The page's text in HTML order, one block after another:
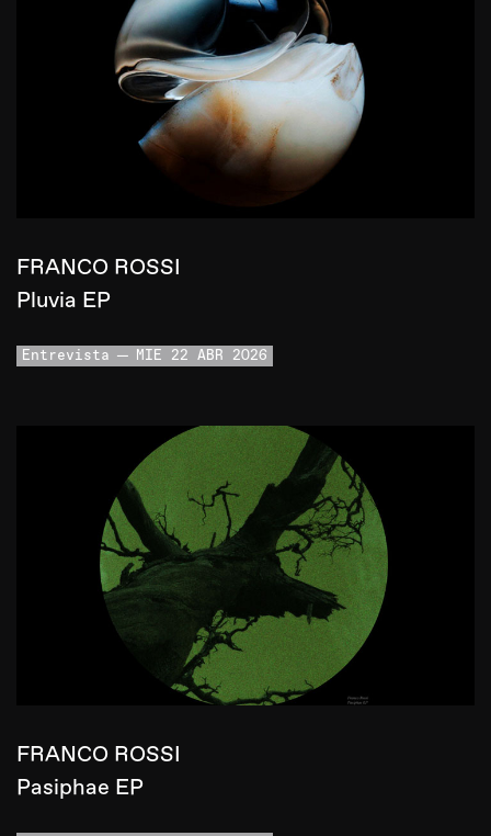
FRANCO ROSSI
Pluvia EP
Entrevista MIE 22 ABR 2026
FRANCO ROSSI
Pasiphae EP